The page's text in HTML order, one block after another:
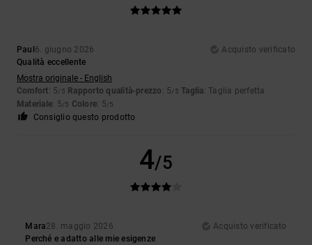
Paul6. giugno 2026
Acquisto verificato
Qualità eccellente
Mostra originale - English
Comfort: 5/5 Rapporto qualità-prezzo : 5/5 Taglia: Taglia perfetta
Materiale: 5/5 Colore: 5/5
Consiglio questo prodotto
4/5
Mara28. maggio 2026
Acquisto verificato
Perché e adatto alle mie esigenze